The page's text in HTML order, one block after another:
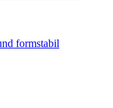
formstabil